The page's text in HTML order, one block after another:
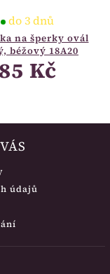
na šperky ovál
béžový 18A20
do 3 dnů
85 Kč
údajů